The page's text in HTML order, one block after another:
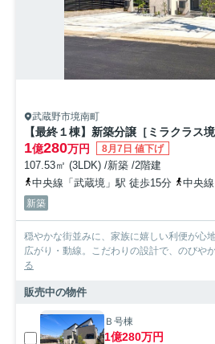
武蔵野市境南町
【最終１棟】新築分譲［ミラクラス
1億280万円 8月7日 値下げ
107.53㎡ (3LDK) /新築 /2階建
中央線「武蔵境」駅 徒歩15分
中央
新築
穏やかな街並みに、家族に嬉しい利便が心
広がり・動線。こだわりの設計で、のびや
る
販売中の物件
Ｂ号棟
1億280万円